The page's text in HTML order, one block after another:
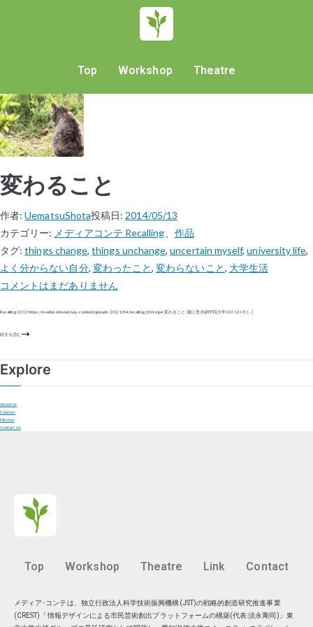
Top Workshop Theatre
変わること
作者:UematsuShota投稿日: 2014/05/13
カテゴリー: メディアコンテ Recalling
作品
タグ:things change,things unchange,uncertain myself,university life,
よく分からない自分, 変わったこと,変わらないこと, 大学生活
コメントはまだありません
Recalling 2012 https://mediaconte.net/wp-content/uploads/2021/04/recalling_004.mp4 変わること​ 瀧口 恵 尚絅学院大学 (2012) 今 […]
続きを読む
Explore
About Us
Courses
Mission
Contact Us
Top Workshop Theatre Link Contact
メディア･コンテは、独立行政法人科学技術振興機構(JST)の戦略的創造研究推進事業
(CREST)「情報デザインによる市民芸術創出プラットフォームの構築(代表:須永剛司)」東